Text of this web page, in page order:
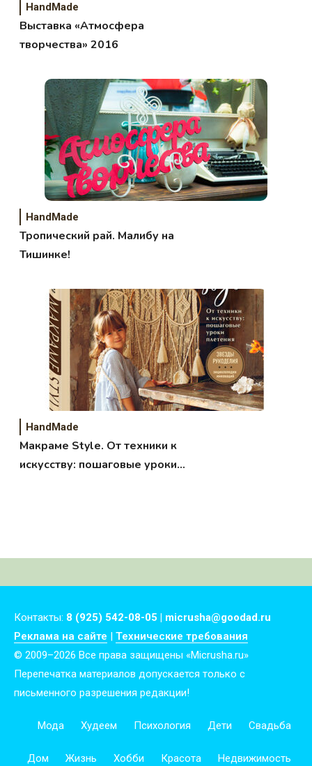
HandMade
Выставка «Атмосфера
творчества» 2016
HandMade
Тропический рай. Малибу на
Тишинке!
HandMade
Макраме Style. От техники к
искусству: пошаговые уроки
Контакты: 8 (925) 542-08-05 | micrusha@goodad.ru
Реклама на сайте | Технические требования
© 2009–2026 Все права защищены «Micrusha.ru»
Перепечатка материалов допускается только с
письменного разрешения редакции!
Мода Худеем Психология Дети Свадьба
Дом Жизнь Хобби Красота Недвижимость